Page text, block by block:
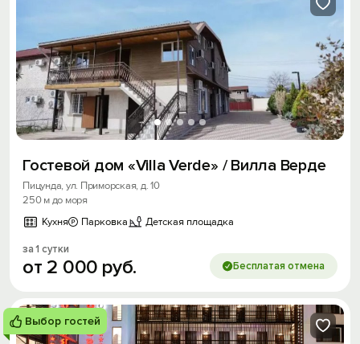
Гостевой дом «Villa Verde» / Вилла Верде
Пицунда, ул. Приморская, д. 10
250 м до моря
Кухня
Парковка Детская площадка
за 1 сутки
от 2 000 руб. Бесплатая отмена
Выбор гостей